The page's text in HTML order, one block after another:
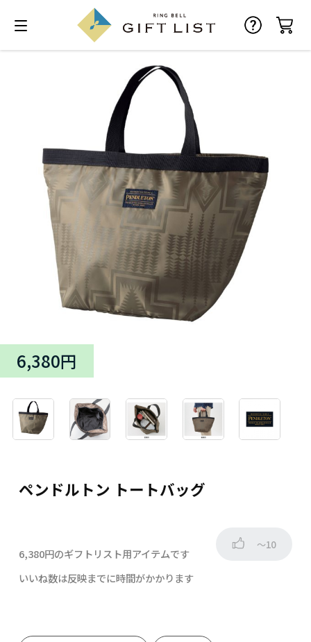
ペンドルトン トートバッグ
6,380円
6,380円のギフトリスト用アイテムです
～10
いいね数は反映までに時間がかかります